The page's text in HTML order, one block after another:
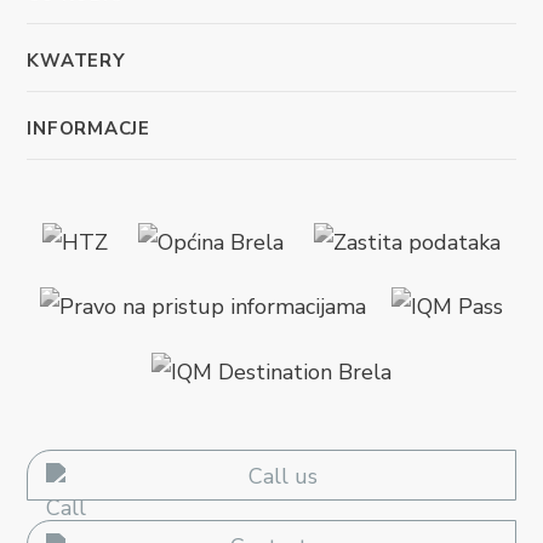
KWATERY
INFORMACJE
Call us